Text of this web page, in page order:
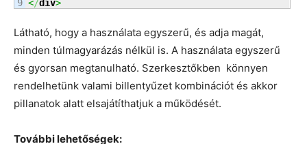
</div>
Látható, hogy a használata egyszerű, és adja magát,
minden túlmagyarázás nélkül is. A használata egyszerű
és gyorsan megtanulható. Szerkesztőkben könnyen
rendelhetünk valami billentyűzet kombinációt és akkor
pillanatok alatt elsajátíthatjuk a működését.
További lehetőségek: